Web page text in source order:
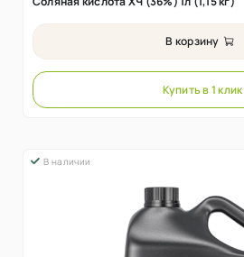
В корзину
Купить в 1 клик
В наличии